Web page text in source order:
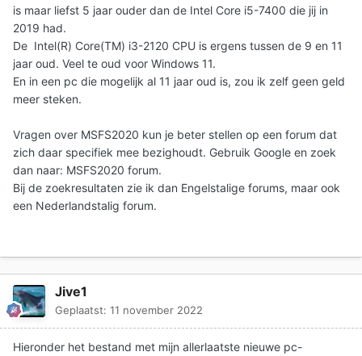
is maar liefst 5 jaar ouder dan de Intel Core i5-7400 die jij in
2019 had.
De Intel(R) Core(TM) i3-2120 CPU is ergens tussen de 9 en 11
jaar oud. Veel te oud voor Windows 11.
En in een pc die mogelijk al 11 jaar oud is, zou ik zelf geen geld
meer steken.
Vragen over MSFS2020 kun je beter stellen op een forum dat
zich daar specifiek mee bezighoudt. Gebruik Google en zoek
dan naar: MSFS2020 forum.
Bij de zoekresultaten zie ik dan Engelstalige forums, maar ook
een Nederlandstalig forum.
Jive1
Geplaatst: 11 november 2022
Hieronder het bestand met mijn allerlaatste nieuwe pc-